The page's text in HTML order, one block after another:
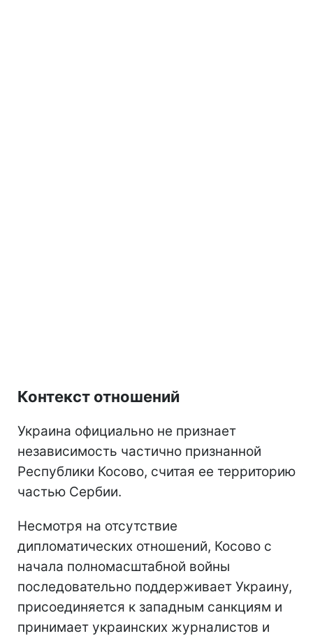
Контекст отношений
Украина официально не признает
независимость частично признанной
Республики Косово, считая ее территорию
частью Сербии.
Несмотря на отсутствие
дипломатических отношений, Косово с
начала полномасштабной войны
последовательно поддерживает Украину,
присоединяется к западным санкциям и
принимает украинских журналистов и